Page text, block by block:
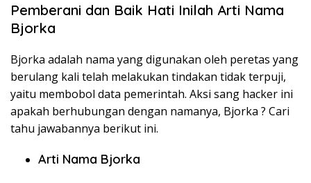
Pemberani dan Baik Hati Inilah Arti Nama
Bjorka
Bjorka adalah nama yang digunakan oleh peretas yang
berulang kali telah melakukan tindakan tidak terpuji,
yaitu membobol data pemerintah. Aksi sang hacker ini
apakah berhubungan dengan namanya, Bjorka ? Cari
tahu jawabannya berikut ini.
Arti Nama Bjorka